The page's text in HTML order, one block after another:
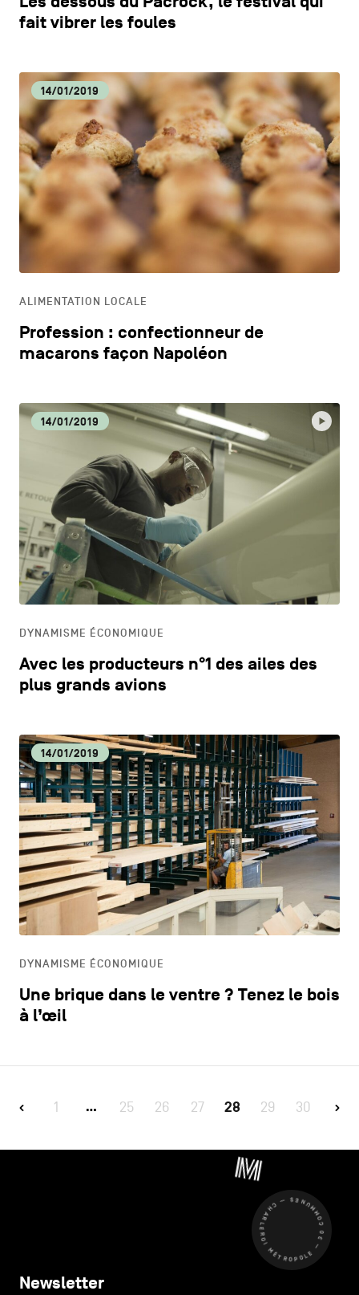
fait vibrer les foules
14/01/2019
ALIMENTATION LOCALE
Profession : confectionneur de
macarons façon Napoléon
14/01/2019
DYNAMISME ÉCONOMIQUE
Avec les producteurs n°1 des ailes des
plus grands avions
14/01/2019
DYNAMISME ÉCONOMIQUE
Une brique dans le ventre ? Tenez le bois
à l’œil
1 … 25 26 27 28 29 30
CHARLEROI MÉTROPOLE — 30 COMMUNES —
Newsletter